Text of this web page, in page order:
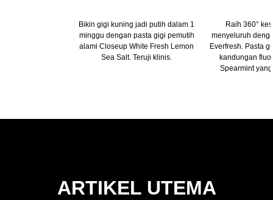
Bikin gigi kuning jadi putih dalam 1
minggu dengan pasta gigi pemutih
alami Closeup White Fresh Lemon
Sea Salt. Teruji klinis.
Raih 360°
menyeluruh
Everfresh. Pasta
kandungan
Spearmint
ARTIKEL UTEMA